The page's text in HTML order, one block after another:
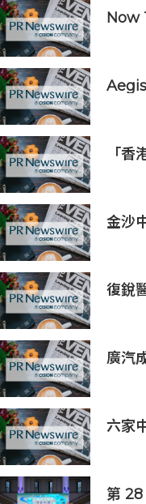
Now
及「
「香
金沙
復銳
廣汽
六家
第 28